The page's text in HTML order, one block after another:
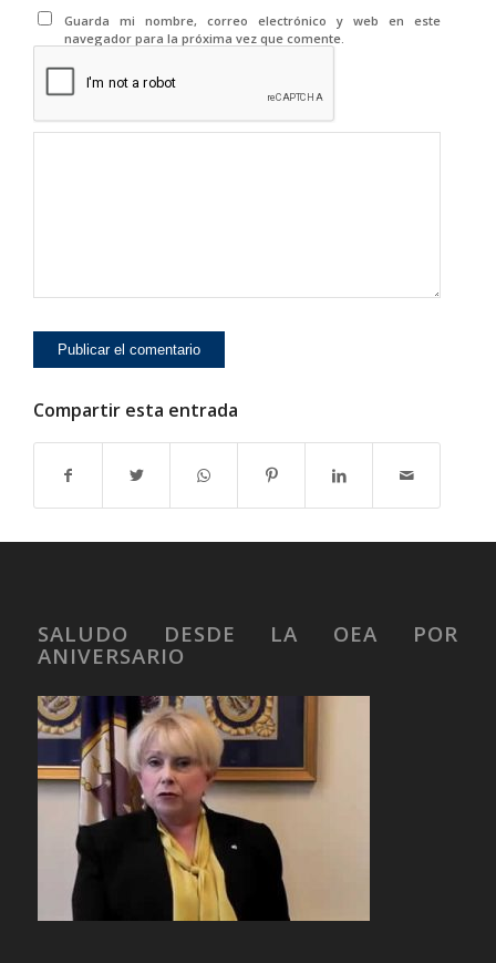
Guarda mi nombre, correo electrónico y web en este
navegador para la próxima vez que comente.
Compartir esta entrada
SALUDO DESDE LA OEA POR
ANIVERSARIO